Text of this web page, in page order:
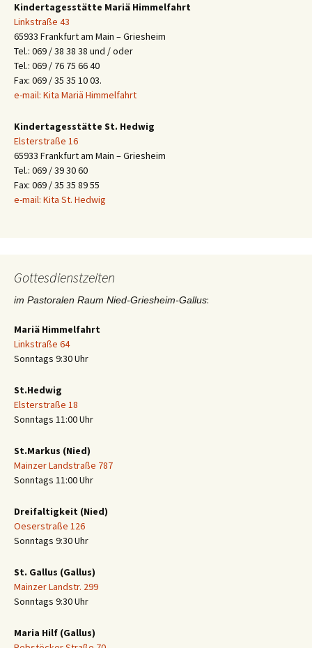
Kindertagesstätte Mariä Himmelfahrt
Linkstraße 43
65933 Frankfurt am Main – Griesheim
Tel.: 069 / 38 38 38 und / oder
Tel.: 069 / 76 75 66 40
Fax: 069 / 35 35 10 03.
e-mail: Kita Mariä Himmelfahrt
Kindertagesstätte St. Hedwig
Elsterstraße 16
65933 Frankfurt am Main – Griesheim
Tel.: 069 / 39 30 60
Fax: 069 / 35 35 89 55
e-mail: Kita St. Hedwig
Gottesdienstzeiten
im Pastoralen Raum Nied-Griesheim-Gallus:
Mariä Himmelfahrt
Linkstraße 64
Sonntags 9:30 Uhr
St.Hedwig
Elsterstraße 18
Sonntags 11:00 Uhr
St.Markus (Nied)
Mainzer Landstraße 787
Sonntags 11:00 Uhr
Dreifaltigkeit (Nied)
Oeserstraße 126
Sonntags 9:30 Uhr
St. Gallus (Gallus)
Mainzer Landstr. 299
Sonntags 9:30 Uhr
Maria Hilf (Gallus)